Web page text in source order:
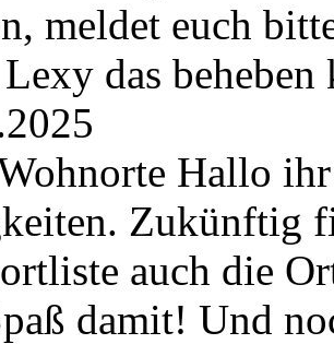
meldet euch
das beheben
Hallo
Zukünftig
auch die
damit! Und